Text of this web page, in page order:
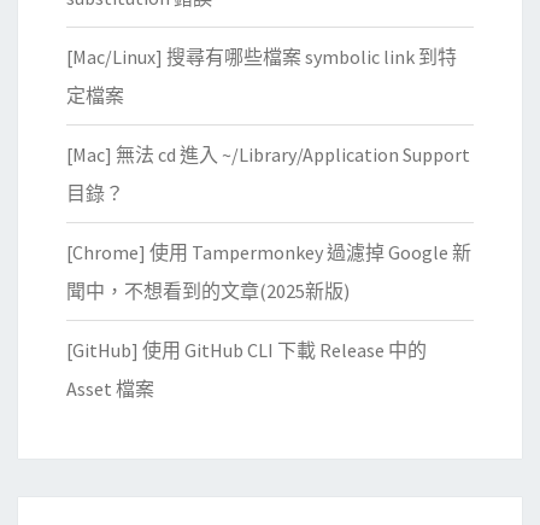
[Mac/Linux] 搜尋有哪些檔案 symbolic link 到特
定檔案
[Mac] 無法 cd 進入 ~/Library/Application Support
目錄？
[Chrome] 使用 Tampermonkey 過濾掉 Google 新
聞中，不想看到的文章(2025新版)
[GitHub] 使用 GitHub CLI 下載 Release 中的
Asset 檔案